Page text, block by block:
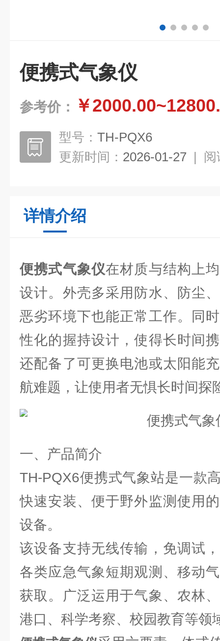
便携式气象仪
参考价： ￥
型号： TH-PQX6
更新时间： 2026-01-27 | 阅
详情介绍
便携式气象仪在材质与结构上
设计。外壳多采用防水、防尘
恶劣环境下也能正常工作。同
性化的握持设计，使得长时间
还配备了可更换电池或太阳能
航难题，让使用者无惧长时间探
一、产品简介
TH-PQX6便携式气象站是一款
快速安装、便于野外监测使用
设备。
该设备支持无线传输，免调试
各类应急气象短期观测、移动
获取。广泛运用于气象、农林
港口、科学考察、校园教育等领